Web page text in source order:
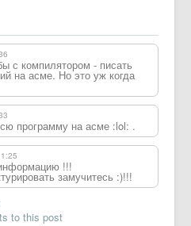
с компилятором - писать
на асме. Но это уж когда
программу на асме :lol: .
!!!
замучитесь :)!!!
to this post